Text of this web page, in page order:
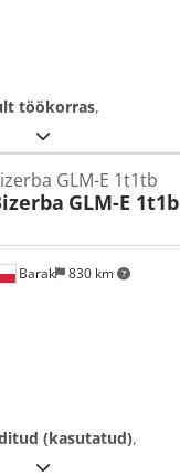
töökorras,
Barak 830 km
GLM-E 1t1tb
GLM-E 1t1b
(kasutatud),